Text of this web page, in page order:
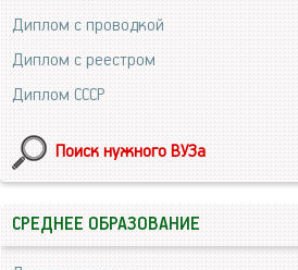
Диплом с проводкой
Диплом с реестром
Диплом СССР
Поиск нужного ВУЗа
СРЕДНЕЕ ОБРАЗОВАНИЕ